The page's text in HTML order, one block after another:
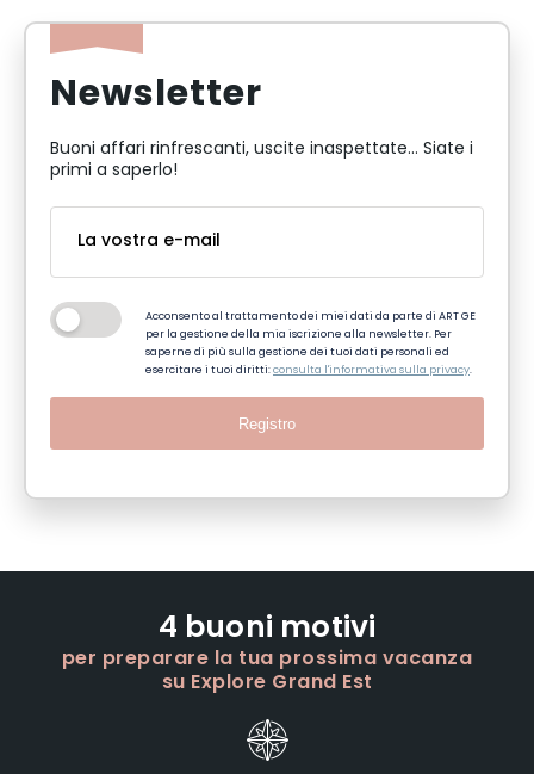
Newsletter
Buoni affari rinfrescanti, uscite inaspettate... Siate i
primi a saperlo!
Acconsento al trattamento dei miei dati da parte di ART GE
per la gestione della mia iscrizione alla newsletter. Per
saperne di più sulla gestione dei tuoi dati personali ed
esercitare i tuoi diritti:consulta l'informativa sulla privacy.
Registro
4 buoni motivi
per preparare la tua prossima vacanza
su Explore Grand Est